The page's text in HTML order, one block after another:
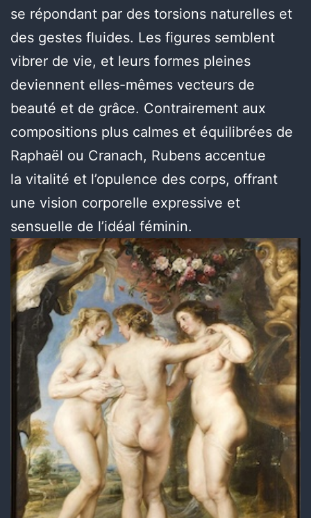
se répondant par des torsions naturelles et
des gestes fluides. Les figures semblent
vibrer de vie, et leurs formes pleines
deviennent elles-mêmes vecteurs de
beauté et de grâce. Contrairement aux
compositions plus calmes et équilibrées de
Raphaël ou Cranach, Rubens accentue
la vitalité et l’opulence des corps, offrant
une vision corporelle expressive et
sensuelle de l’idéal féminin.